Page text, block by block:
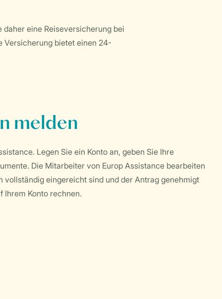
eine Reiseversicherung bei
Versicherung bietet einen 24-
melden
Legen Sie ein Konto an, geben Sie Ihre
Die Mitarbeiter von Europ Assistance bearbeiten
eingereicht sind und der Antrag genehmigt
Ihrem Konto rechnen.